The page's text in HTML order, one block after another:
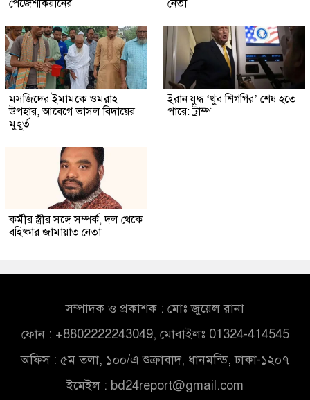
পেজেশকিয়ানের
নেতা
মসজিদের ইমামকে ওমরাহ
উপহার, আবেগে ভাসল বিদায়ের
মুহূর্ত
ইরান যুদ্ধ ‘খুব শিগগির’ শেষ হতে
পারে: ট্রাম্প
কর্মীর স্ত্রীর সঙ্গে সম্পর্ক, দল থেকে
বহিষ্কার জামায়াত নেতা
সম্পাদক ও প্রকাশক : মোঃ জুয়েল রানা
ফোন : +8802222243049, মোবাইলঃ 01324-414545
অফিস : ৫ম তলা, ১০০/এ শুক্রাবাদ, ধানমন্ডি, ঢাকা-১২০৭
ইমেইল : bd24report@gmail.com